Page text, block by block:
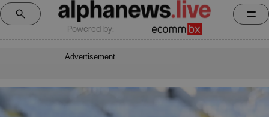
Powered by:
Advertisement